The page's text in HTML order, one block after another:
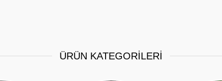
ÜRÜN KATEGORİLERİ